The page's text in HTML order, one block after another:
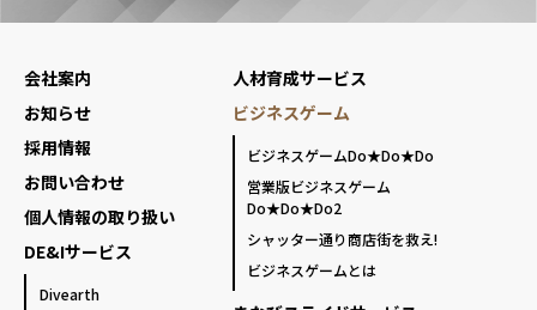
会社案内
お知らせ
採用情報
お問い合わせ
個人情報の取り扱い
DE&Iサービス
Divearth
人材育成サービス
ビジネスゲーム
ビジネスゲームDo★Do★Do
営業版ビジネスゲーム
Do★Do★Do2
シャッター通り商店街を救え!
ビジネスゲームとは